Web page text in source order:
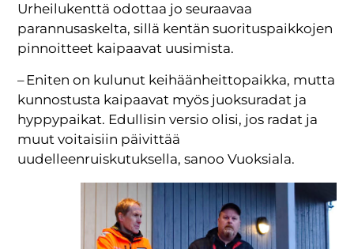
Urheilukenttä odottaa jo seuraavaa
parannusaskelta, sillä kentän suorituspaikkojen
pinnoitteet kaipaavat uusimista.
– Eniten on kulunut keihäänheittopaikka, mutta
kunnostusta kaipaavat myös juoksuradat ja
hyppypaikat. Edullisin versio olisi, jos radat ja
muut voitaisiin päivittää
uudelleenruiskutuksella, sanoo Vuoksiala.